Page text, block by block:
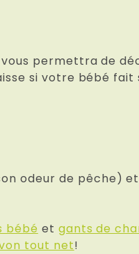
permettra de
si votre bébé
odeur de pêche) et
bébé et gants de
tout net!